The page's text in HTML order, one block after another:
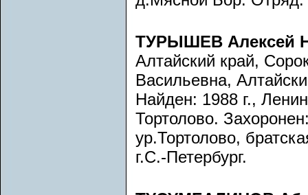
ТУРЫШЕВ Алексей
Алтайский край,
Васильевна,
Найден: 1988 г.,
Тортолово.
ур.Тортолово,
г.С.-Петербург.